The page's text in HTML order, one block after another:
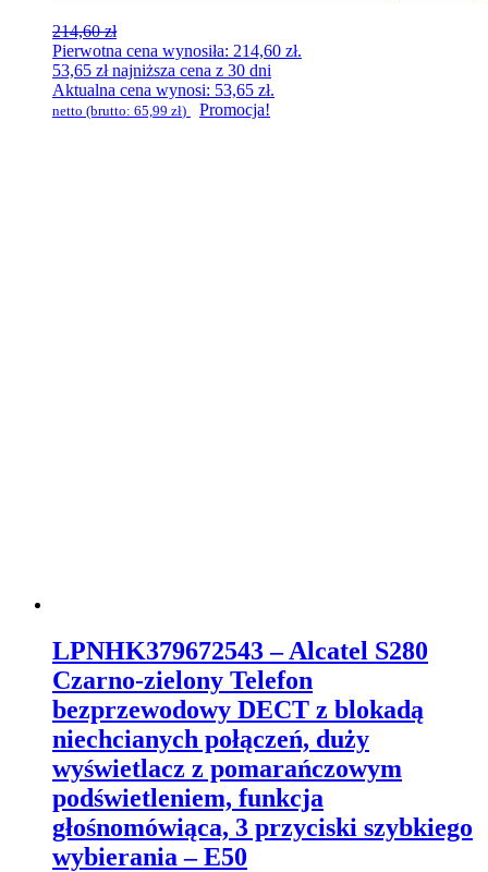
214,60zł
Pierwotna cena wynosiła: 214,60 zł.
53,65 złnajniższa cena z 30 dni
Aktualna cena wynosi: 53,65 zł.
netto (brutto: 65,99 zł) Promocja!
LPNHK379672543 – Alcatel S280
Czarno-zielony Telefon
bezprzewodowy DECT z blokadą
niechcianych połączeń, duży
wyświetlacz z pomarańczowym
podświetleniem, funkcja
głośnomówiąca, 3 przyciski szybkiego
wybierania – E50